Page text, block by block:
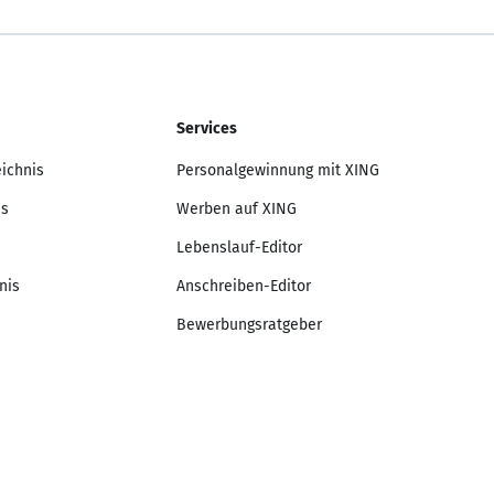
Services
Personalgewinnung mit XING
Werben auf XING
Lebenslauf-Editor
Anschreiben-Editor
Bewerbungsratgeber